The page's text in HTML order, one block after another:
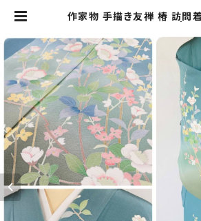
作家物 手描き友禅 椿 訪問
e:和 [online store] キモ
物 帯